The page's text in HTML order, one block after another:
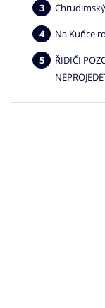
Na Kuňce
ŘIDIČI